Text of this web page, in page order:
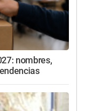
nombres,